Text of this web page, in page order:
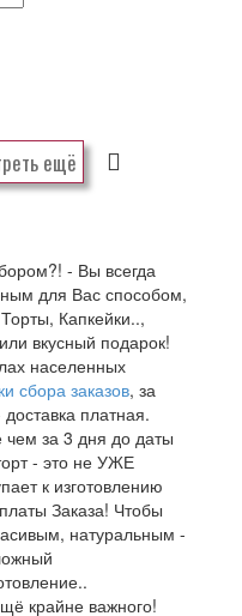
ещё
- Вы всегда
для Вас способом,
Капкейки..,
вкусный подарок!
населенных
сбора заказов, за
платная.
за 3 дня до даты
- это не УЖЕ
к изготовлению
Заказа! Чтобы
натуральным -
крайне важного!